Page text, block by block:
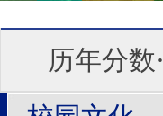
历年分数·